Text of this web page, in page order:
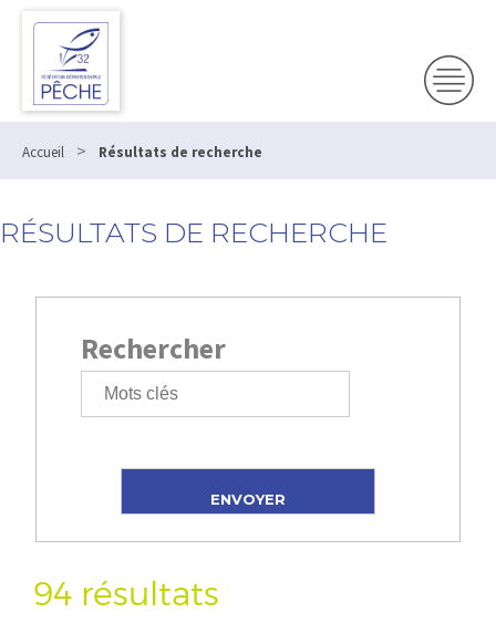
Accueil > Résultats de recherche
RÉSULTATS DE RECHERCHE
Rechercher
94 résultats